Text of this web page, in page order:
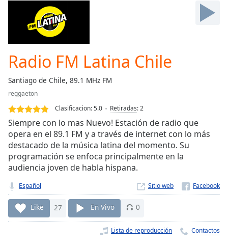
Mute
Current
Time0:00
Duration
Loaded:
0.00%
Stream
TypeLIVE
Seek to
currently
behind
Remaining
Time-
Radio FM Latina Chile
Santiago de Chile, 89.1 MHz FM
reggaeton
Clasificacion:5.0 Retiradas:2
Siempre con lo mas Nuevo! Estación de radio que
opera en el 89.1 FM y a través de internet con lo más
destacado de la música latina del momento. Su
programación se enfoca principalmente en la
audiencia joven de habla hispana.
Español Sitio web
Like 27 En Vivo 0
Lista de reproducción Contactos